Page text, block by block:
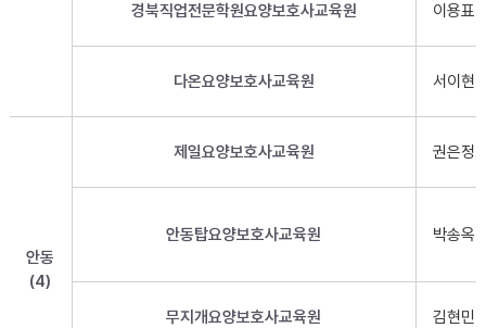
경북직업전문학원요양보호사교육원 이용표
다온요양보호사교육원 서이현
안동
(4)
제일요양보호사교육원 권은정
안동탑요양보호사교육원 박송옥
무지개요양보호사교육원 김현민